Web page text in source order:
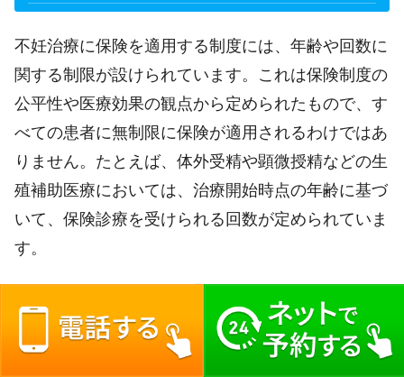
不妊治療に保険を適用する制度には、年齢や回数に
関する制限が設けられています。これは保険制度の
公平性や医療効果の観点から定められたもので、す
べての患者に無制限に保険が適用されるわけではあ
りません。たとえば、体外受精や顕微授精などの生
殖補助医療においては、治療開始時点の年齢に基づ
いて、保険診療を受けられる回数が定められていま
す。
一般的に、治療開始時点で一定の年齢を超えると保
険適用の回数制限が厳しくなります。また、特定の
年齢以上の方に対しては、保険の適用が制限される